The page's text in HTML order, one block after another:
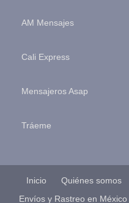
AM Mensajes
Cali Express
Mensajeros Asap
Tráeme
Inicio Quiénes somos
Envíos y Rastreo en México